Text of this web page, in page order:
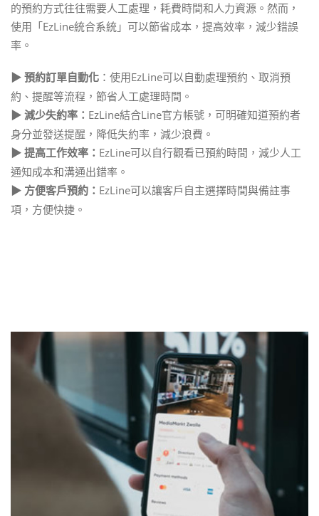
的預約方式往往需要人工處理，耗費時間和人力資源。然而，
使用「EzLine統合系統」可以節省成本，提高效率，減少錯誤
率。
▶ 預約訂單自動化 ：使用EzLine可以自動處理預約、取消預
約、提醒等流程，節省人工處理時間。
▶ 減少失約率： EzLine結合Line官方帳號，可明確知道預約者
身分並發送提醒，降低失約率，減少浪費。
▶ 提高工作效率： EzLine可以自行觀看已預約時間，減少人工
通知成本和溝通出錯率。
▶ 方便客戶預約： EzLine可以讓客戶自主選擇時間與備註事
項，方便快捷。